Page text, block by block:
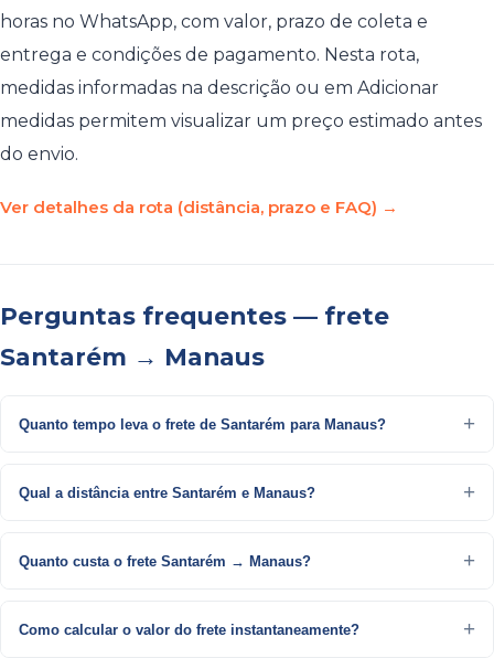
horas no WhatsApp, com valor, prazo de coleta e
entrega e condições de pagamento. Nesta rota,
medidas informadas na descrição ou em Adicionar
medidas permitem visualizar um preço estimado antes
do envio.
Ver detalhes da rota (distância, prazo e FAQ) →
Perguntas frequentes — frete
Santarém → Manaus
Quanto tempo leva o frete de Santarém para Manaus?
Qual a distância entre Santarém e Manaus?
Quanto custa o frete Santarém → Manaus?
Como calcular o valor do frete instantaneamente?